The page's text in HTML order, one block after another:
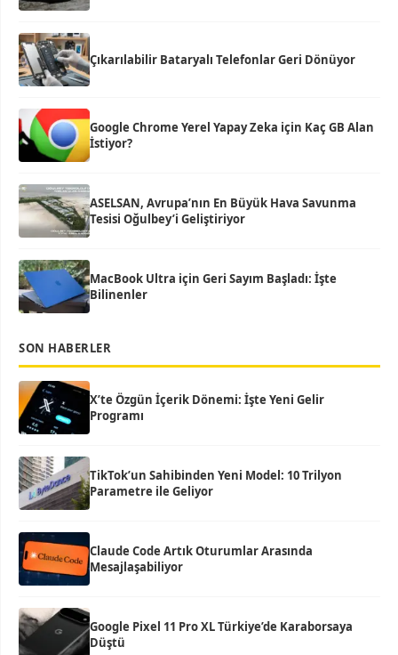
Çıkarılabilir Bataryalı Telefonlar Geri Dönüyor
Google Chrome Yerel Yapay Zeka için Kaç GB Alan
İstiyor?
ASELSAN, Avrupa’nın En Büyük Hava Savunma
Tesisi Oğulbey’i Geliştiriyor
MacBook Ultra için Geri Sayım Başladı: İşte
Bilinenler
SON HABERLER
X’te Özgün İçerik Dönemi: İşte Yeni Gelir
Programı
TikTok’un Sahibinden Yeni Model: 10 Trilyon
Parametre ile Geliyor
Claude Code Artık Oturumlar Arasında
Mesajlaşabiliyor
Google Pixel 11 Pro XL Türkiye’de Karaborsaya
Düştü